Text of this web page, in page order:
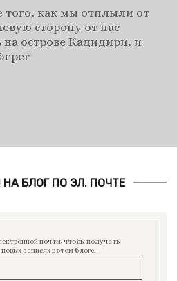
того, как мы отплыли от
сторону от нас
острове Кадидири, и
БЛОГ ПО ЭЛ. ПОЧТЕ
почты, чтобы получать
записях в этом блоге.